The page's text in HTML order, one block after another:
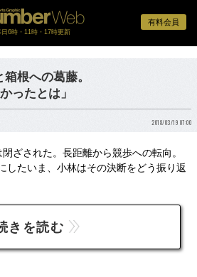
有料会員
日6時・11時・17時更新
根への葛藤。
ったとは」
2018/03/19 07:00
ざされた。長距離から競歩への転向。
したいま、小林はその決断をどう振り返
きを読む